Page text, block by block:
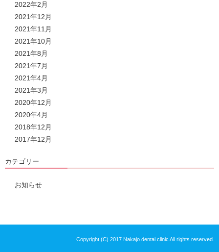
2022年2月
2021年12月
2021年11月
2021年10月
2021年8月
2021年7月
2021年4月
2021年3月
2020年12月
2020年4月
2018年12月
2017年12月
カテゴリー
お知らせ
Copyright (C) 2017 Nakajo dental clinic All rights reserved.